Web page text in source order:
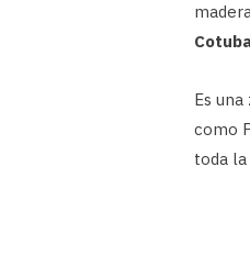
Es
como
toda